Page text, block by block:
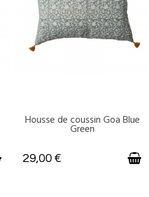
DISPONIBLE
Housse de coussin Goa Blue
Green
29,00 €